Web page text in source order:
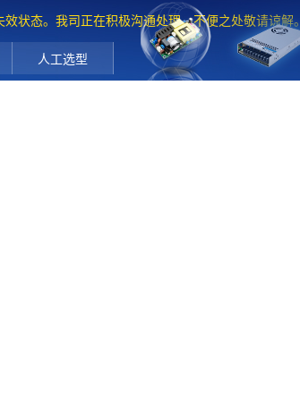
状态。我司正在积极沟通处理，不便之处敬请谅解。
人工选型